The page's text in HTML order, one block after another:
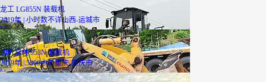
龙工 LG855N 装载机
2019年 | 小时数不详山西-运城市
9.3万
国机常林 953N 装载机
2019年 | 5000小时重庆-重庆市
8万